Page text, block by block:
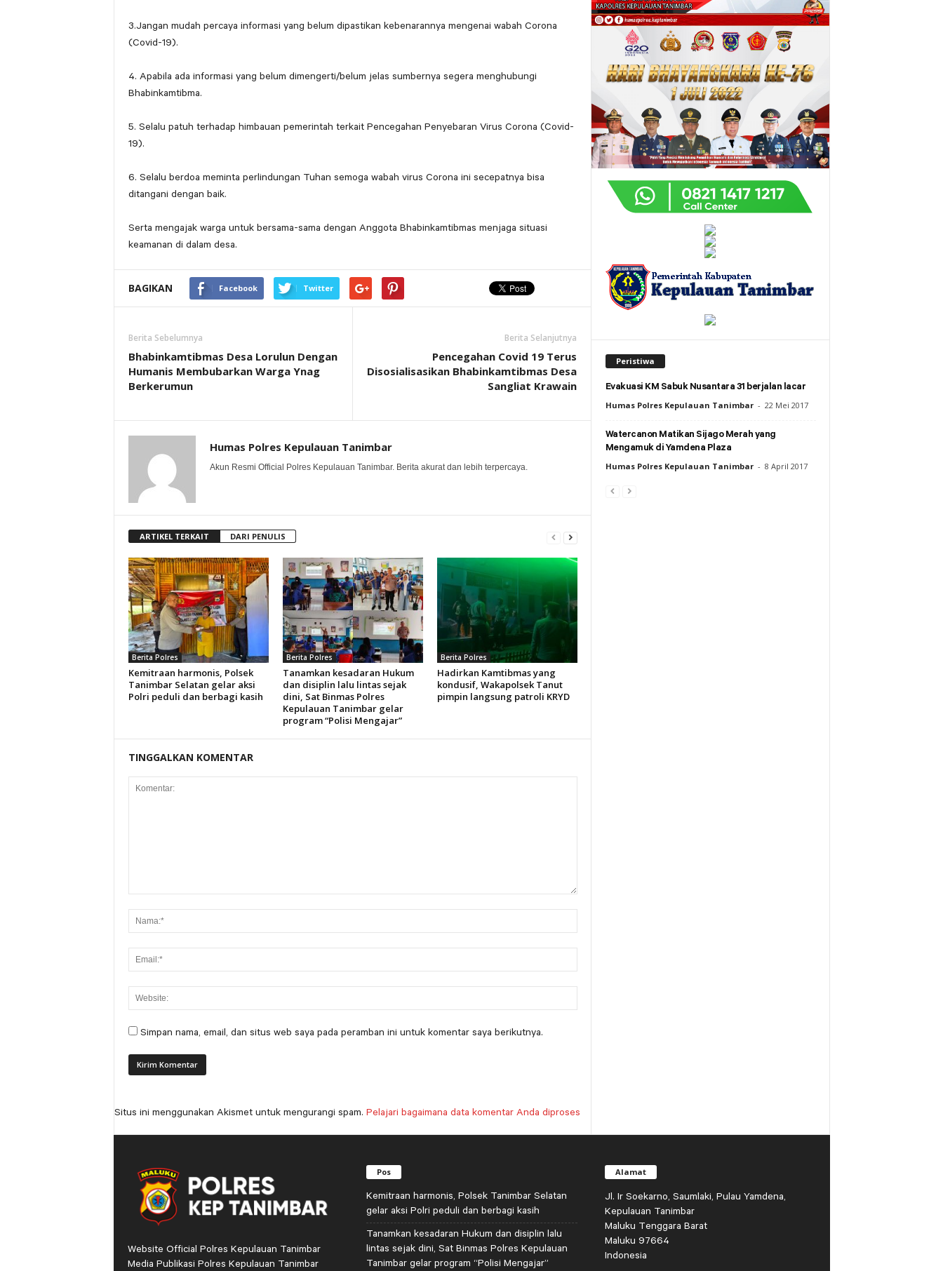
3.Jangan mudah percaya informasi yang belum dipastikan kebenarannya mengenai wabah Corona
(Covid-19).
4. Apabila ada informasi yang belum dimengerti/belum jelas sumbernya segera menghubungi
Bhabinkamtibma.
5. Selalu patuh terhadap himbauan pemerintah terkait Pencegahan Penyebaran Virus Corona (Covid-
19).
6. Selalu berdoa meminta perlindungan Tuhan semoga wabah virus Corona ini secepatnya bisa
ditangani dengan baik.
Serta mengajak warga untuk bersama-sama dengan Anggota Bhabinkamtibmas menjaga situasi
keamanan di dalam desa.
BAGIKAN Facebook Twitter
Berita Sebelumnya
Bhabinkamtibmas Desa Lorulun Dengan
Humanis Membubarkan Warga Ynag
Berkerumun
Berita Selanjutnya
Pencegahan Covid 19 Terus
Disosialisasikan Bhabinkamtibmas Desa
Sangliat Krawain
Humas Polres Kepulauan Tanimbar
Akun Resmi Official Polres Kepulauan Tanimbar. Berita akurat dan lebih terpercaya.
ARTIKEL TERKAIT DARI PENULIS
Berita Polres
Kemitraan harmonis, Polsek
Tanimbar Selatan gelar aksi
Polri peduli dan berbagi kasih
Berita Polres
Tanamkan kesadaran Hukum
dan disiplin lalu lintas sejak
dini, Sat Binmas Polres
Kepulauan Tanimbar gelar
program “Polisi Mengajar”
Berita Polres
Hadirkan Kamtibmas yang
kondusif, Wakapolsek Tanut
pimpin langsung patroli KRYD
TINGGALKAN KOMENTAR
Simpan nama, email, dan situs web saya pada peramban ini untuk komentar saya berikutnya.
Situs ini menggunakan Akismet untuk mengurangi spam. Pelajari bagaimana data komentar Anda diproses
Peristiwa
Evakuasi KM Sabuk Nusantara 31 berjalan lacar
Humas Polres Kepulauan Tanimbar - 22 Mei 2017
Watercanon Matikan Sijago Merah yang
Mengamuk di Yamdena Plaza
Humas Polres Kepulauan Tanimbar - 8 April 2017
Website Official Polres Kepulauan Tanimbar
Media Publikasi Polres Kepulauan Tanimbar
Pos
Kemitraan harmonis, Polsek Tanimbar Selatan
gelar aksi Polri peduli dan berbagi kasih
Tanamkan kesadaran Hukum dan disiplin lalu
lintas sejak dini, Sat Binmas Polres Kepulauan
Tanimbar gelar program “Polisi Mengajar”
Alamat
Jl. Ir Soekarno, Saumlaki, Pulau Yamdena,
Kepulauan Tanimbar
Maluku Tenggara Barat
Maluku 97664
Indonesia